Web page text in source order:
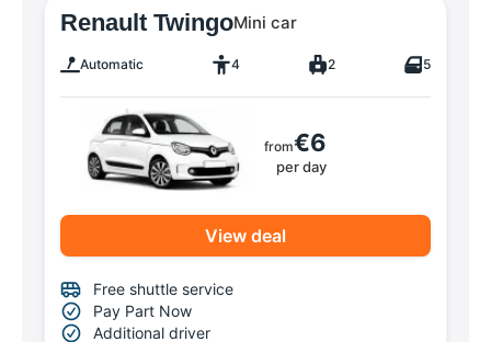
Renault TwingoMini car
Automatic 4 2 5
from€6
per day
View deal
Free shuttle service
Pay Part Now
Additional driver